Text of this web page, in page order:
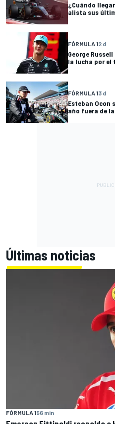
¿Cuándo
alista sus
FÓRMULA 12 d
George
la lucha por el
FÓRMULA 13 d
Esteban Ocon
año fuera de la
Últimas noticias
FÓRMULA 156 min